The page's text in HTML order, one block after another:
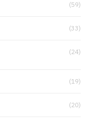
(59)
(33)
(24)
(19)
(20)